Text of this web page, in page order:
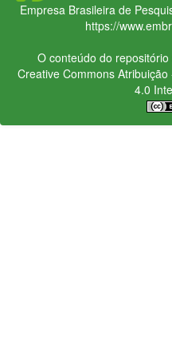
Empresa Brasileira de
https://
O conteúdo do
Creative CommonsAtribuição
4.0